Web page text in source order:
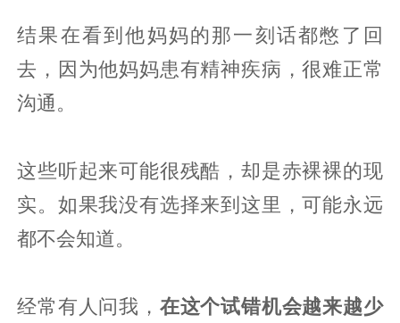
结果在看到他妈妈的那一刻话都憋了回
去，因为他妈妈患有精神疾病，很难正常
沟通。
这些听起来可能很残酷，却是赤裸裸的现
实。如果我没有选择来到这里，可能永远
都不会知道。
经常有人问我， 在这个试错机会越来越少